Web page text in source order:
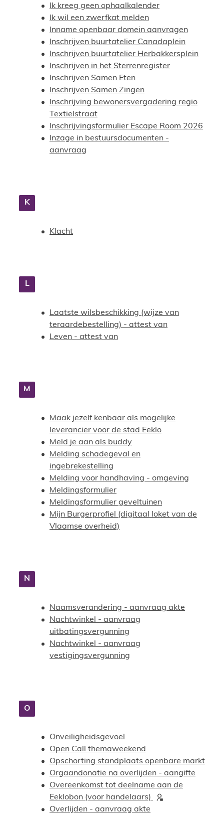
Ik kreeg geen ophaalkalender
Ik wil een zwerfkat melden
Inname openbaar domein aanvragen
Inschrijven buurtatelier Canadaplein
Inschrijven buurtatelier Herbakkersplein
Inschrijven in het Sterrenregister
Inschrijven Samen Eten
Inschrijven Samen Zingen
Inschrijving bewonersvergadering regio
Textielstraat
Inschrijvingsformulier Escape Room 2026
Inzage in bestuursdocumenten -
aanvraag
K
Klacht
L
Laatste wilsbeschikking (wijze van
teraardebestelling) - attest van
Leven - attest van
M
Maak jezelf kenbaar als mogelijke
leverancier voor de stad Eeklo
Meld je aan als buddy
Melding schadegeval en
ingebrekestelling
Melding voor handhaving - omgeving
Meldingsformulier
Meldingsformulier geveltuinen
Mijn Burgerprofiel (digitaal loket van de
Vlaamse overheid)
N
Naamsverandering - aanvraag akte
Nachtwinkel - aanvraag
uitbatingsvergunning
Nachtwinkel - aanvraag
vestigingsvergunning
O
Onveiligheidsgevoel
Open Call themaweekend
Opschorting standplaats openbare markt
Orgaandonatie na overlijden - aangifte
Overeenkomst tot deelname aan de
Eeklobon (voor handelaars)
Overlijden - aanvraag akte